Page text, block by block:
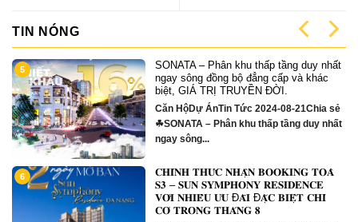
TIN NÓNG
5
SONATA – Phân khu thấp tầng duy nhất
ngay sông đồng bộ đẳng cấp và khác
biệt, GIÁ TRỊ TRUYỀN ĐỜI.
Căn HộDự ÁnTin Tức 2024-08-21Chia sẻ
☘SONATA – Phân khu thấp tầng duy nhất
ngay sông...
6
𝐂𝐇𝐈́𝐍𝐇 𝐓𝐇𝐔̛́𝐂 𝐍𝐇𝐀̣̂𝐍 𝐁𝐎𝐎𝐊𝐈𝐍𝐆 𝐓𝐎𝐀̀
𝐒𝟑 – 𝐒𝐔𝐍 𝐒𝐘𝐌𝐏𝐇𝐎𝐍𝐘 𝐑𝐄𝐒𝐈𝐃𝐄𝐍𝐂𝐄
𝐕𝐎̛́𝐈 𝐍𝐇𝐈𝐄̂̀𝐔 𝐔̛𝐔 Đ𝐀̃𝐈 Đ𝐀̣̆𝐂 𝐁𝐈𝐄̣̂𝐓 𝐂𝐇𝐈̉
𝐂𝐎́ 𝐓𝐑𝐎𝐍𝐆 𝐓𝐇𝐀́𝐍𝐆 𝟖